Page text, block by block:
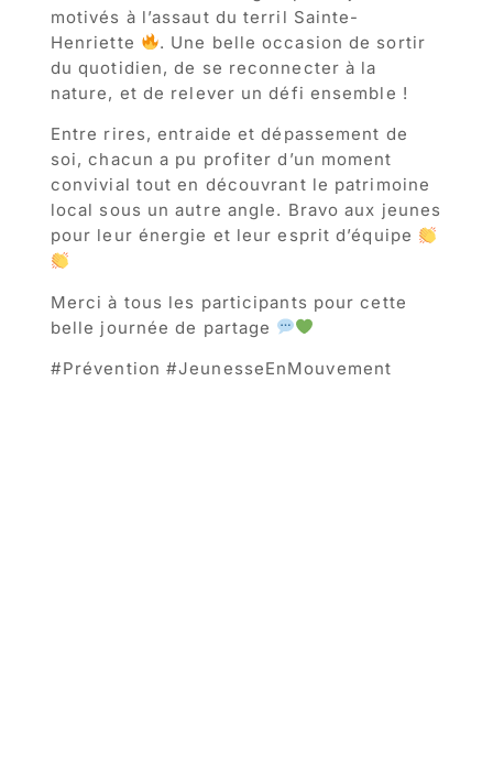
motivés à l’assaut du terril Sainte-
Henriette
. Une belle occasion de sortir
du quotidien, de se reconnecter à la
nature, et de relever un défi ensemble !
Entre rires, entraide et dépassement de
soi, chacun a pu profiter d’un moment
convivial tout en découvrant le patrimoine
local sous un autre angle. Bravo aux jeunes
pour leur énergie et leur esprit d’équipe
Merci à tous les participants pour cette
belle journée de partage
#Prévention #JeunesseEnMouvement